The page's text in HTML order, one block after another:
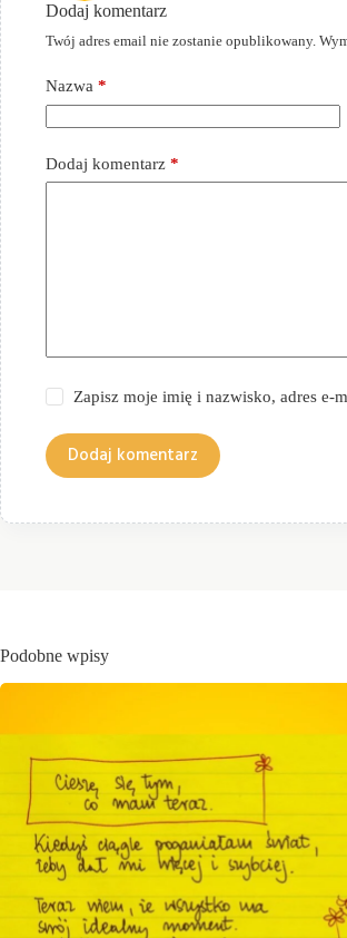
Dodaj komentarz
Twój adres email nie zostanie opublikowany.
Nazwa *
Dodaj komentarz *
Zapisz moje imię i nazwisko, adres e-
Dodaj komentarz
Podobne wpisy